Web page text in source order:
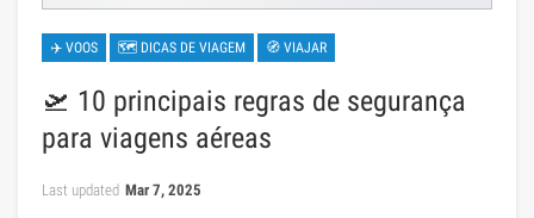
✈️ VOOS 🗺 DICAS DE VIAGEM 🧭 VIAJAR
🛫 10 principais regras de segurança
para viagens aéreas
Last updated Mar 7, 2025